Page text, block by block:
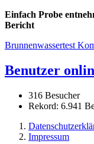
Einfach Probe
Bericht
Brunnenwassertest
Benutzer
316 Besucher
Rekord: 6.941
Impressum